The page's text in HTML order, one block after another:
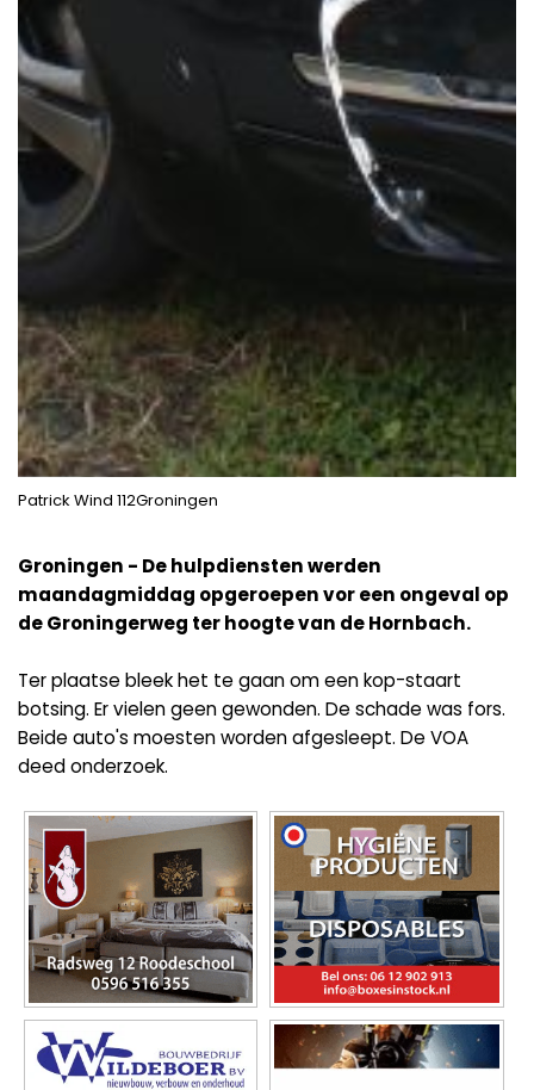
Patrick Wind 112Groningen
Groningen - De hulpdiensten werden
maandagmiddag opgeroepen vor een ongeval op
de Groningerweg ter hoogte van de Hornbach.
Ter plaatse bleek het te gaan om een kop-staart
botsing. Er vielen geen gewonden. De schade was fors.
Beide auto's moesten worden afgesleept. De VOA
deed onderzoek.